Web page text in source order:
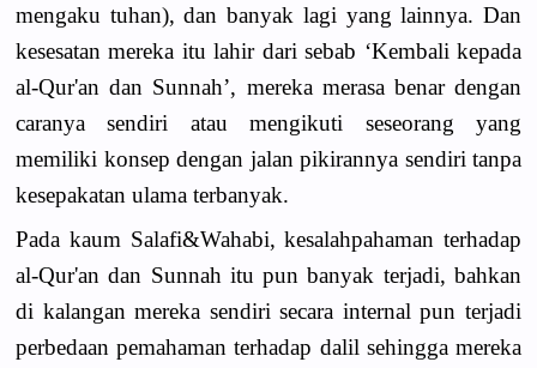
mengaku tuhan), dan banyak lagi yang lainnya. Dan
kesesatan mereka itu lahir dari sebab ‘Kembali kepada
al-Qur'an dan Sunnah’, mereka merasa benar dengan
caranya sendiri atau mengikuti seseorang yang
memiliki konsep dengan jalan pikirannya sendiri tanpa
kesepakatan ulama terbanyak.
Pada kaum Salafi&Wahabi, kesalahpahaman terhadap
al-Qur'an dan Sunnah itu pun banyak terjadi, bahkan
di kalangan mereka sendiri secara internal pun terjadi
perbedaan pemahaman terhadap dalil sehingga mereka